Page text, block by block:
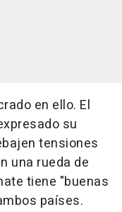
en ello. El
su
tensiones
una rueda de
tiene "buenas
países.